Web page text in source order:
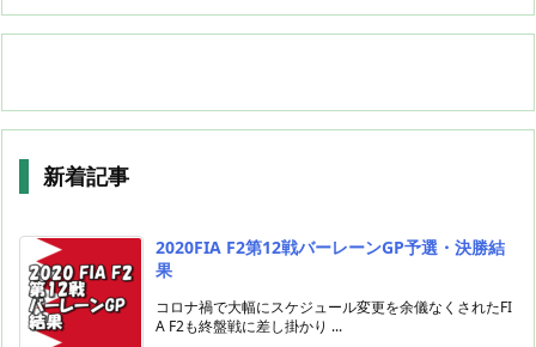
新着記事
2020FIA F2第12戦バーレーンGP予選・決勝結
果
コロナ禍で大幅にスケジュール変更を余儀なくされたFI
A F2も終盤戦に差し掛かり ...